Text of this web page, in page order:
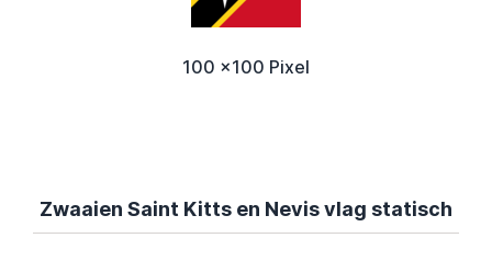
100 x100 Pixel
Zwaaien Saint Kitts en Nevis vlag statisch